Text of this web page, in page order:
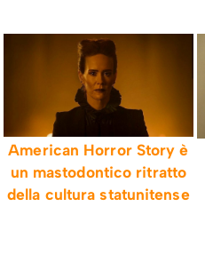
American Horror Story è
un mastodontico ritratto
della cultura statunitense